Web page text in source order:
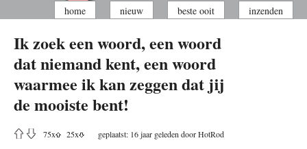
home nieuw beste ooit inzenden
Ik zoek een woord, een woord
dat niemand kent, een woord
waarmee ik kan zeggen dat jij
de mooiste bent!
75x 25x geplaatst: 16 jaar geleden doorHotRod